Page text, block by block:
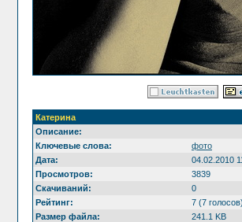
Катерина
Описание:
Ключевые слова:
фото
Дата:
04.02.2010
Просмотров:
3839
Скачиваний:
0
Рейтинг:
7 (7 голосов)
Размер файла:
241.1 KB